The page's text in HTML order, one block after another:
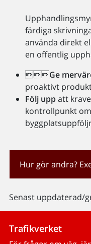
färdiga
använda direkt
en offentlig
Ge
proaktivt
Följ uppatt
kontrollpunkt
Hur gör andra?
Senast uppdaterad/
Trafikverket